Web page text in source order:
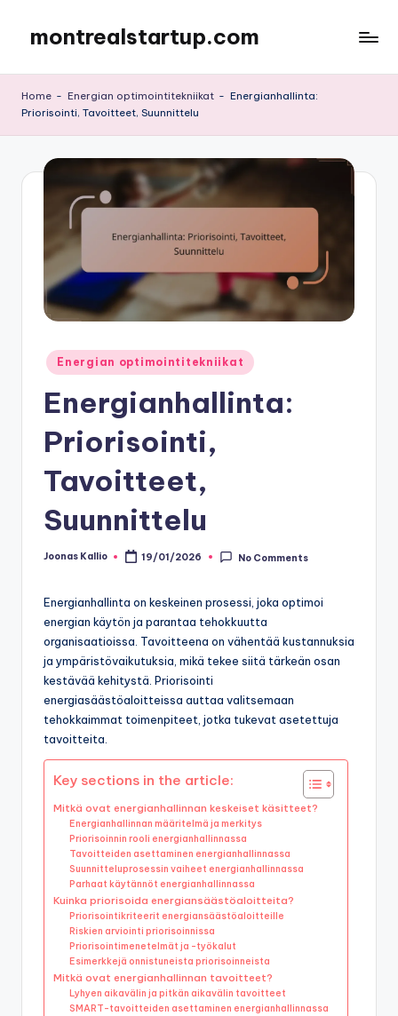
content
montrealstartup.com
Home - Energian optimointitekniikat - Energianhallinta:
Priorisointi, Tavoitteet, Suunnittelu
Posted
in
Energian optimointitekniikat
Energianhallinta:
Priorisointi,
Tavoitteet,
Suunnittelu
Posted
Joonas Kallio 19/01/2026 No Comments
Energianhallinta on keskeinen prosessi, joka optimoi
energian käytön ja parantaa tehokkuutta
organisaatioissa. Tavoitteena on vähentää kustannuksia
ja ympäristövaikutuksia, mikä tekee siitä tärkeän osan
kestävää kehitystä. Priorisointi
energiasäästöaloitteissa auttaa valitsemaan
tehokkaimmat toimenpiteet, jotka tukevat asetettuja
tavoitteita.
Key sections in the article:
Mitkä ovat energianhallinnan keskeiset käsitteet?
Energianhallinnan määritelmä ja merkitys
Priorisoinnin rooli energianhallinnassa
Tavoitteiden asettaminen energianhallinnassa
Suunnitteluprosessin vaiheet energianhallinnassa
Parhaat käytännöt energianhallinnassa
Kuinka priorisoida energiansäästöaloitteita?
Priorisointikriteerit energiansäästöaloitteille
Riskien arviointi priorisoinnissa
Priorisointimenetelmät ja -työkalut
Esimerkkejä onnistuneista priorisoinneista
Mitkä ovat energianhallinnan tavoitteet?
Lyhyen aikavälin ja pitkän aikavälin tavoitteet
SMART-tavoitteiden asettaminen energianhallinnassa